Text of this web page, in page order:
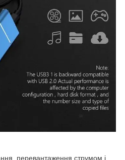
перевантаження струмом і